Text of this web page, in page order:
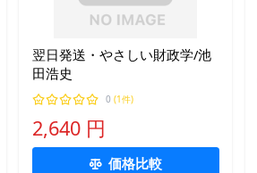
翌日発送・やさしい財政学/池
田浩史
0 (1件)
2,640 円
価格比較